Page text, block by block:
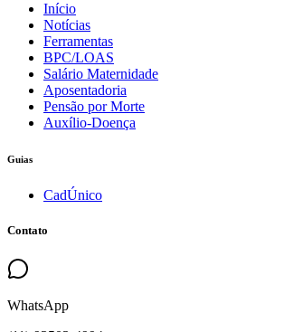
Início
Notícias
Ferramentas
BPC/LOAS
Salário Maternidade
Aposentadoria
Pensão por Morte
Auxílio-Doença
Guias
CadÚnico
Contato
WhatsApp